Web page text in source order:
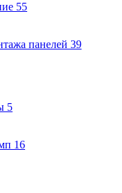
55
панелей 39
5
16